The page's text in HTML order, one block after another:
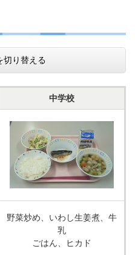
切り替える
中学校
野菜炒め、いわし生姜煮、牛
乳
ごはん、ヒカド